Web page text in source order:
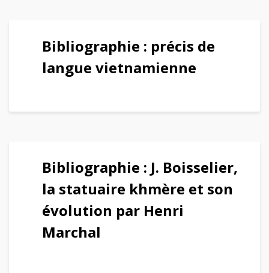
Bibliographie : précis de
langue vietnamienne
Bibliographie : J. Boisselier,
la statuaire khmère et son
évolution par Henri
Marchal